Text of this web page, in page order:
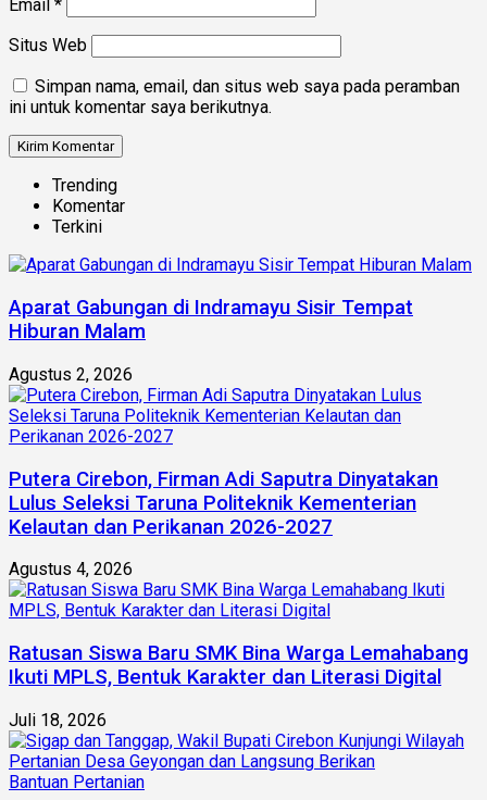
Email *
Situs Web
Simpan nama, email, dan situs web saya pada peramban
ini untuk komentar saya berikutnya.
Trending
Komentar
Terkini
Aparat Gabungan di Indramayu Sisir Tempat
Hiburan Malam
Agustus 2, 2026
Putera Cirebon, Firman Adi Saputra Dinyatakan
Lulus Seleksi Taruna Politeknik Kementerian
Kelautan dan Perikanan 2026-2027
Agustus 4, 2026
Ratusan Siswa Baru SMK Bina Warga Lemahabang
Ikuti MPLS, Bentuk Karakter dan Literasi Digital
Juli 18, 2026